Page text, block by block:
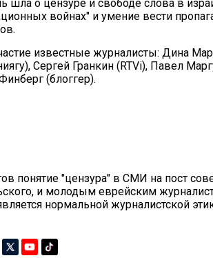
шла о цензуре и свободе слова в
войнах" и умение вести
известные журналисты: Дина
Сергей Гранкин (RTVi), Павел
(блоггер).
понятие "цензура" в СМИ на пост
и молодым еврейским
нормальной журналистской